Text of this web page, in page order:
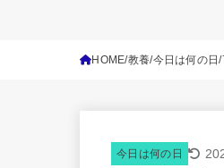
HOME 教養 今日は何の日
今日は何の日